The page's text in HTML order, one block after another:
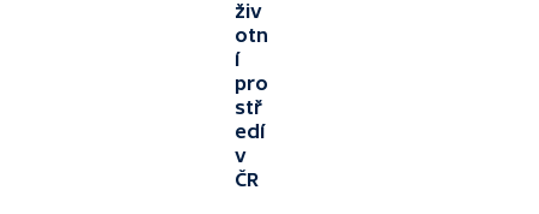
živ
otn
í
pro
stř
edí
v
ČR